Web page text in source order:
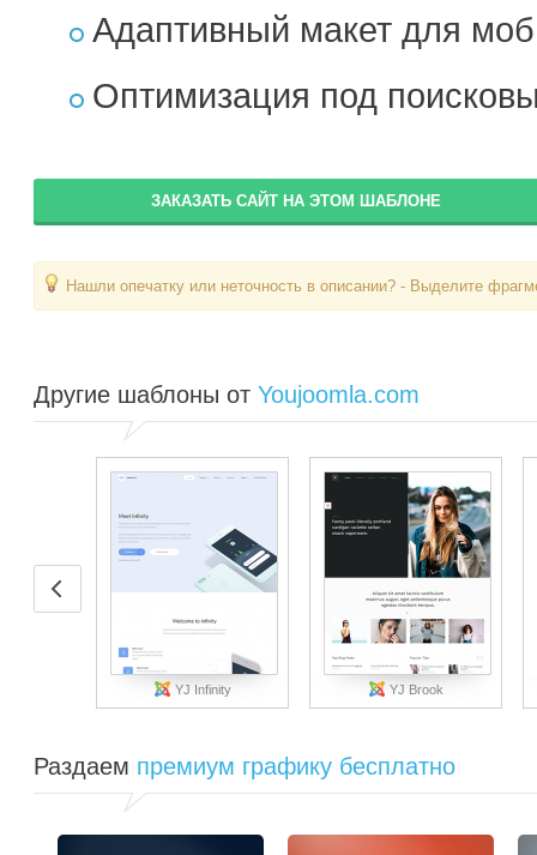
Адаптивный макет для
Оптимизация под
ЗАКАЗАТЬ САЙТ НА ЭТОМ ШАБЛОНЕ
Нашли опечатку или неточность в описании? - Выделите
Другие шаблоны от Youjoomla.com
YJ Infinity YJ Brook
Раздаем премиум графику бесплатно